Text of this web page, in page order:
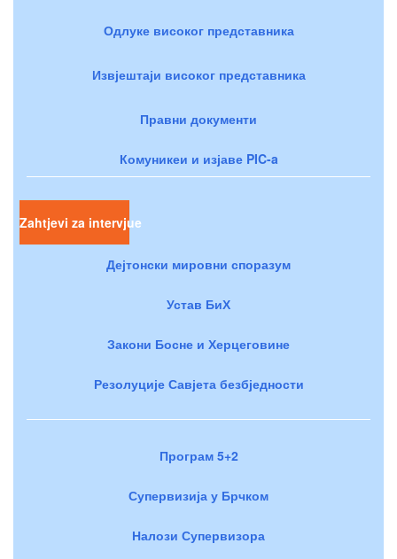
Одлуке високог представника
Извјештаји високог представника
Правни документи
Комуникеи и изјаве PIC-a
Zahtjevi za intervjue
Дејтонски мировни споразум
Устав БиХ
Закони Босне и Херцеговине
Резолуције Савјета безбједности
Програм 5+2
Супервизија у Брчком
Налози Супервизора